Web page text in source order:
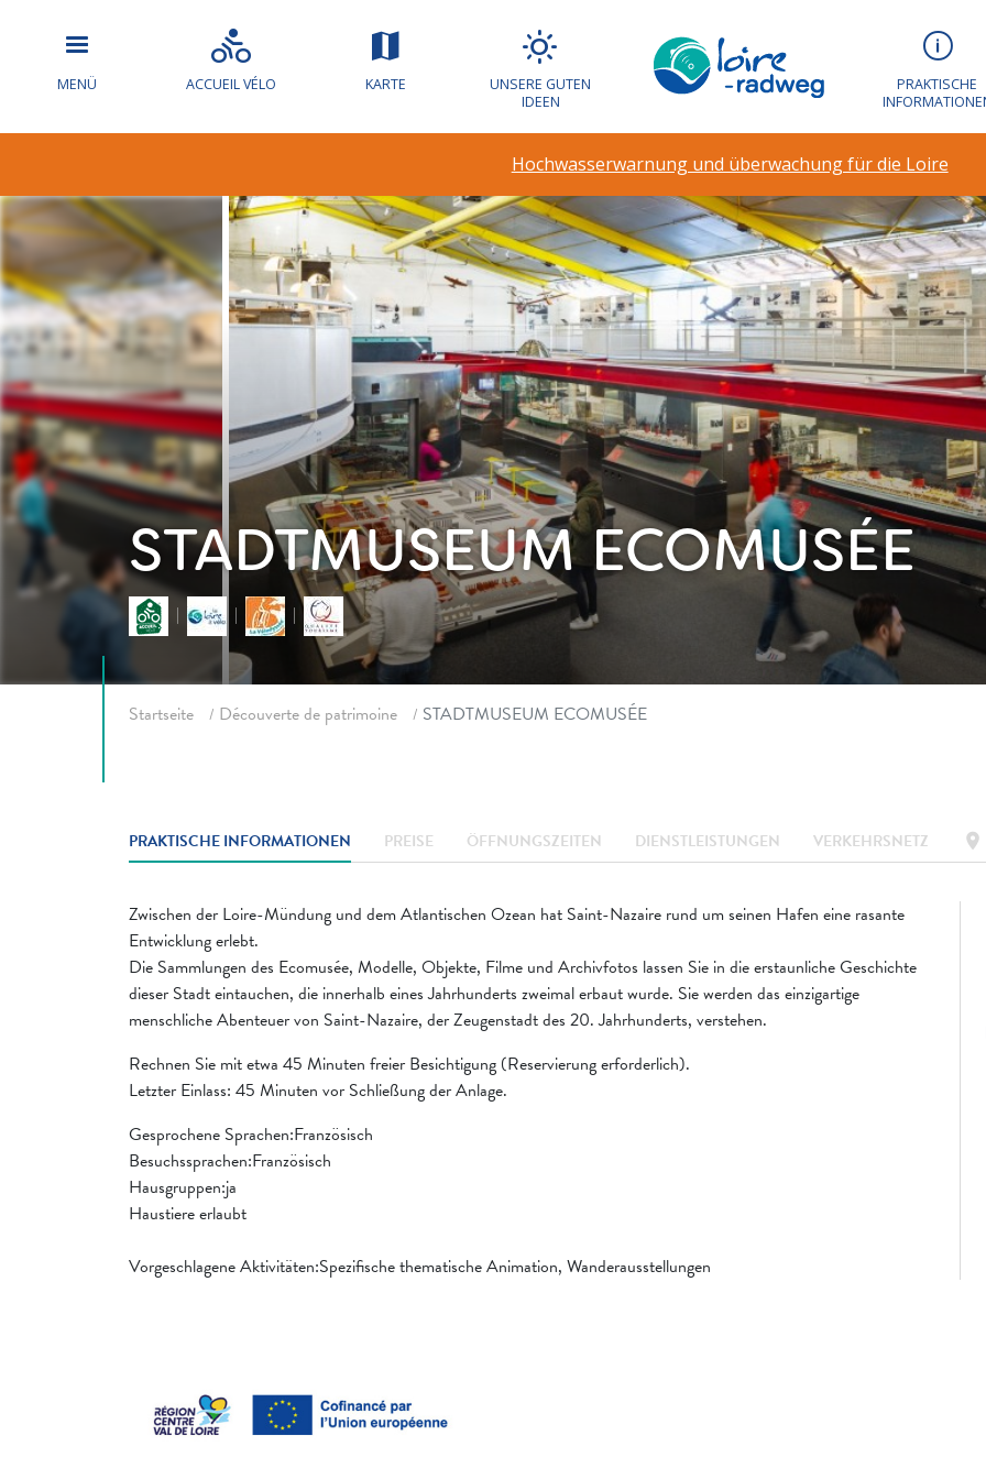
MENÜ ACCUEIL VÉLO KARTE
UNSERE GUTEN
IDEEN
PRAKTISCHE
Hochwasserwarnung und überwachung für die Loire
STADTMUSEUM ECOMUSÉE
Startseite Découverte de patrimoine STADTMUSEUM ECOMUSÉE
PRAKTISCHE INFORMATIONEN PREISE ÖFFNUNGSZEITEN DIENSTLEISTUNGEN VERKEHRSNETZ location_on
Zwischen der Loire-Mündung und dem Atlantischen Ozean hat Saint-Nazaire rund um seinen Hafen eine rasante
Entwicklung erlebt.
Die Sammlungen des Ecomusée, Modelle, Objekte, Filme und Archivfotos lassen Sie in die erstaunliche Geschichte
dieser Stadt eintauchen, die innerhalb eines Jahrhunderts zweimal erbaut wurde. Sie werden das einzigartige
menschliche Abenteuer von Saint-Nazaire, der Zeugenstadt des 20. Jahrhunderts, verstehen.
Rechnen Sie mit etwa 45 Minuten freier Besichtigung (Reservierung erforderlich).
Letzter Einlass: 45 Minuten vor Schließung der Anlage.
Gesprochene Sprachen:Französisch
Besuchssprachen:Französisch
Hausgruppen:ja
Haustiere erlaubt
Vorgeschlagene Aktivitäten:Spezifische thematische Animation, Wanderausstellungen